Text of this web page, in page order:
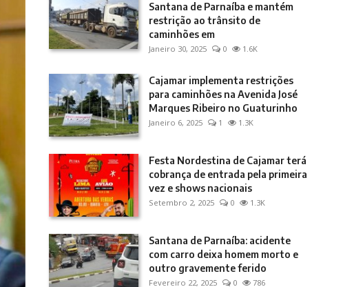
Santana de Parnaíba e mantém
restrição ao trânsito de
caminhões em
Janeiro 30, 2025 0 1.6K
Cajamar implementa restrições
para caminhões na Avenida José
Marques Ribeiro no Guaturinho
Janeiro 6, 2025 1 1.3K
Festa Nordestina de Cajamar terá
cobrança de entrada pela primeira
vez e shows nacionais
Setembro 2, 2025 0 1.3K
Santana de Parnaíba: acidente
com carro deixa homem morto e
outro gravemente ferido
Fevereiro 22, 2025 0 786